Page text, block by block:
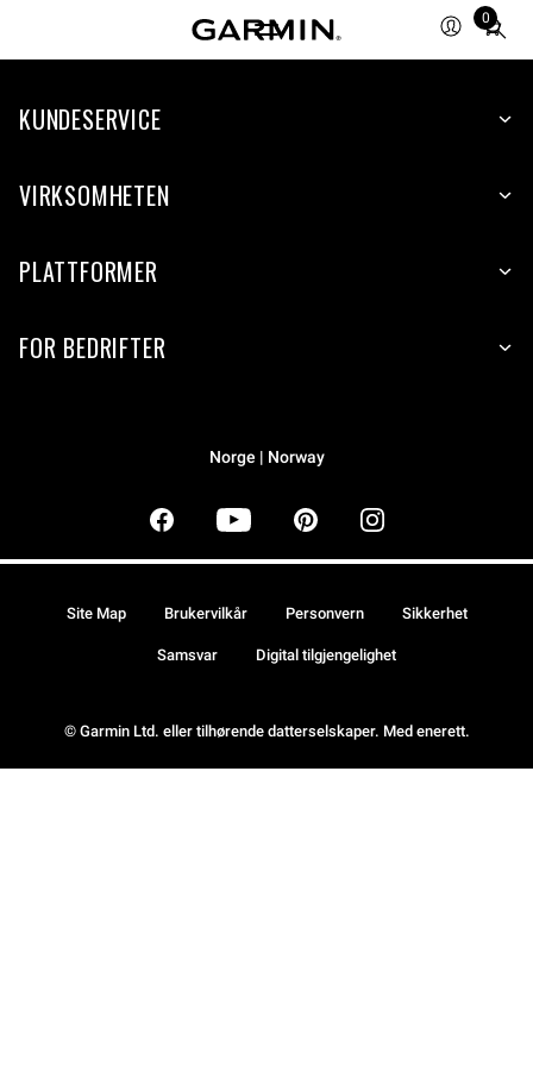
0
Total
items
cart:
KUNDESERVICE
VIRKSOMHETEN
PLATTFORMER
FOR BEDRIFTER
Norge | Norway
© Garmin Ltd. eller tilhørende datterselskaper. Med enerett.
Site Map Brukervilkår Personvern Sikkerhet
Samsvar Digital tilgjengelighet